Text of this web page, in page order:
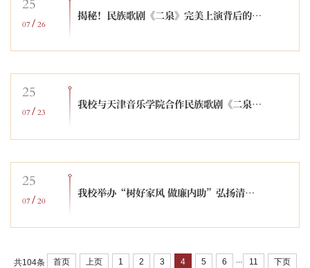
25
07/ 26
揭秘！民族歌剧《二泉》完美上演背后的新师故事
25
07/ 23
我校与天津音乐学院合作民族歌剧《二泉》在乌鲁木齐大剧院震撼上演
25
07/ 20
我校举办“树好家风 做廉内助”弘扬清廉家风活动
共104条 首页 上页 1 2 3 4 5 6 ... 11 下页